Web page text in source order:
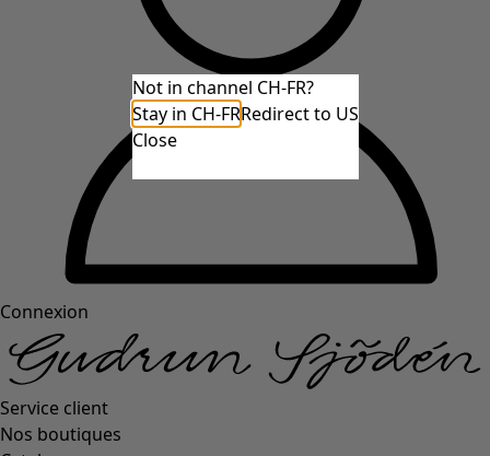
Connexion
Service client
Nos boutiques
Not in channel CH-FR?
Stay in CH-FRRedirect to US
Close